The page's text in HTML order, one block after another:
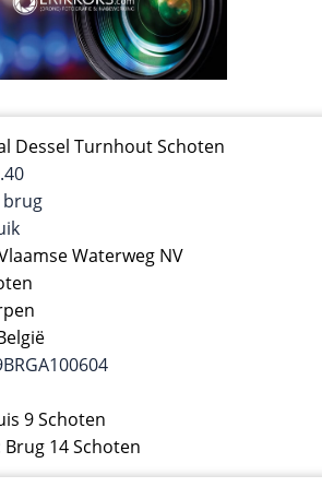
Dessel Turnhout Schoten
brug
Waterweg NV
9 Schoten
Brug 14 Schoten